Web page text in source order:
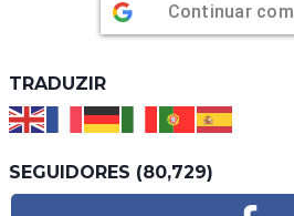
Continuar com
TRADUZIR
SEGUIDORES (80,729)